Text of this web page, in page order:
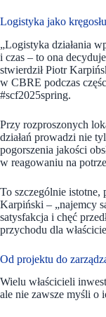
Logistyka jako
„Logistyka działania
i czas – to ona
stwierdził Piotr
w CBRE podczas
#scf2025spring.
Przy rozproszonych
działań prowadzi nie
pogorszenia jakości
w reagowaniu na
To szczególnie istotne,
Karpiński – „najemcy
satysfakcja i chęć
przychodu dla
Od projektu do
Wielu właścicieli
ale nie zawsze myśli o